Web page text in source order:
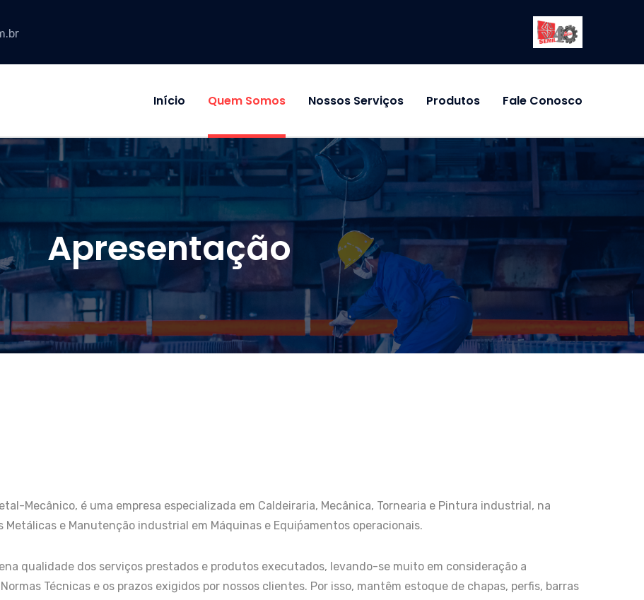
Início Quem Somos Nossos Serviços Produtos Fale Conosco
Apresentação
Mecânico, é uma empresa especializada em Caldeiraria, Mecânica, Tornearia e Pintura industrial, na
e Manutenção industrial em Máquinas e Equiṕamentos operacionais.
qualidade dos serviços prestados e produtos executados, levando-se muito em consideração a
Técnicas e os prazos exigidos por nossos clientes. Por isso, mantêm estoque de chapas, perfis, barras